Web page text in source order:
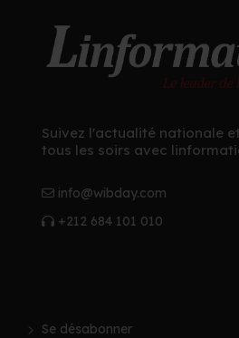
Suivez l'actualité nationale
tous les soirs avec
info@wibday.com
+212 684 101 010
Se désabonner